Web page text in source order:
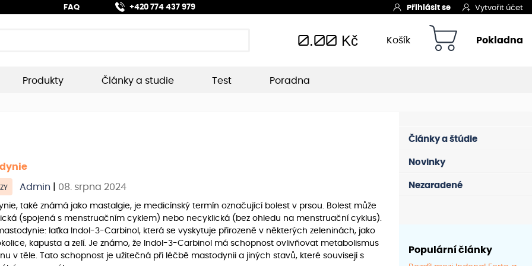
FAQ +420 774 437 979 Přihlásit se Vytvořit účet
0.00 Kč Košík Pokladna
Produkty Články a studie Test Poradna
Admin 08. srpna 2024
také známá jako mastalgie, je medicínský termín označující bolest v prsou. Bolest může
(spojená s menstruačním cyklem) nebo necyklická (bez ohledu na menstruační cyklus).
laťka Indol-3-Carbinol, která se vyskytuje přirozeně v některých zeleninách, jako
kapusta a zelí. Je známo, že Indol-3-Carbinol má schopnost ovlivňovat metabolismus
v těle. Tato schopnost je užitečná při léčbě mastodynii a jiných stavů, které souvisejí s
Články a štúdie
Novinky
Nezaradené
Populární články